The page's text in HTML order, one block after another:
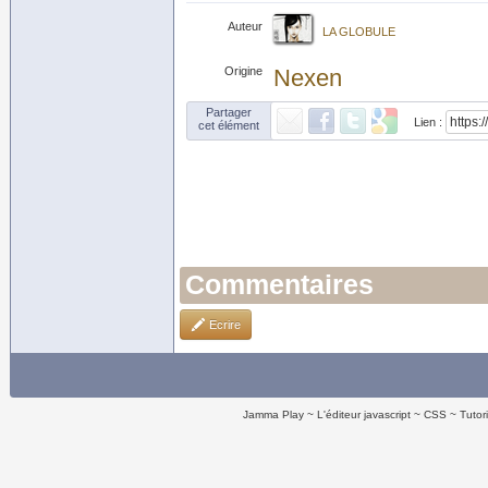
Auteur LA GLOBULE
Origine Nexen
Partager
cet élément
Lien :
Commentaires
Ecrire
Jamma Play L'éditeur javascript CSS